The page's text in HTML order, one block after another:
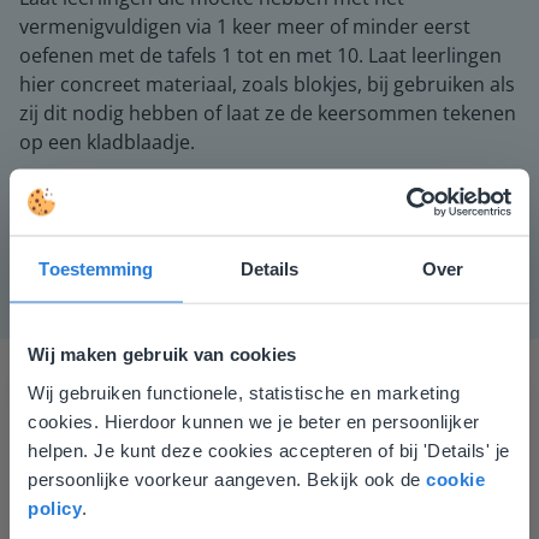
Toestemming Details Over
Wij maken gebruik van cookies
Wij gebruiken functionele, statistische en marketing
cookies. Hierdoor kunnen we je beter en persoonlijker
helpen. Je kunt deze cookies accepteren of bij 'Details' je
persoonlijke voorkeur aangeven. Bekijk ook de cookie
policy
vermenigvuldigen via 1 keer meer of minder eerst
oefenen met de tafels 1 tot en met 10. Laat leerlingen
hier concreet materiaal, zoals blokjes, bij gebruiken als
zij dit nodig hebben of laat ze de keersommen tekenen
op een kladblaadje.
Instructiemateriaal
Blokjes.
Deze website komt niet
overeen met je locatie
Gezien je locatie, denken we dat je misschien
liever naar de website voor English gaat. Hier